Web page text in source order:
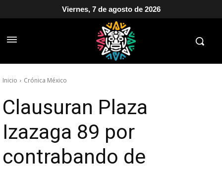
Viernes, 7 de agosto de 2026
Inicio Crónica México
Clausuran Plaza
Izazaga 89 por
contrabando de